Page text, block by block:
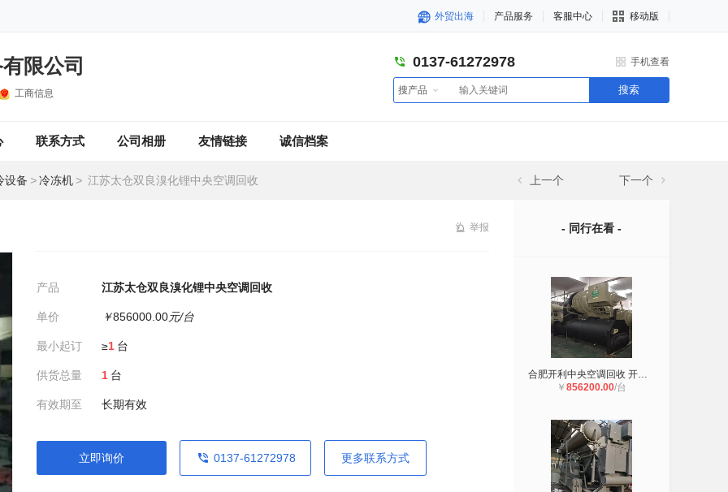
外贸出海 产品服务 客服中心 移动版
限公司
工商信息
0137-61272978 手机查看
搜产品 搜索
联系方式 公司相册 友情链接 诚信档案
设备 >冷冻机 > 江苏太仓双良溴化锂中央空调回收 上一个 下一个
举报
产品 江苏太仓双良溴化锂中央空调回收
单价 ￥856000.00元/台
最小起订 ≥1 台
供货总量 1 台
有效期至 长期有效
立即询价 0137-61272978 更多联系方式
- 同行在看 -
合肥开利中央空调回收 开利二手中央
￥ 856200.00/台